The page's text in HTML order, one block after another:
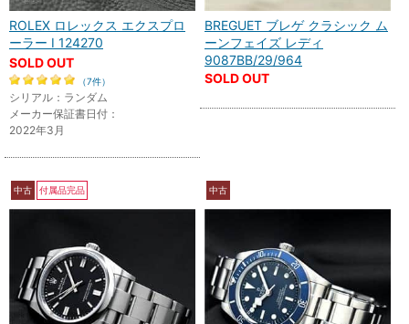
ROLEX ロレックス エクスプロ
ーラー I 124270
SOLD OUT
（7件）
シリアル：ランダム
メーカー保証書日付：
2022年3月
BREGUET ブレゲ クラシック ム
ーンフェイズ レディ
9087BB/29/964
SOLD OUT
中古 付属品完品 中古